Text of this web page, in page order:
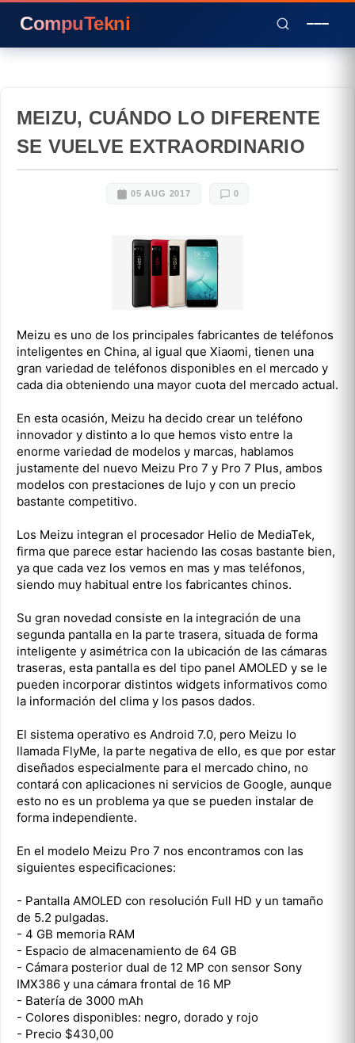
CompuTekni
MEIZU, CUÁNDO LO DIFERENTE
SE VUELVE EXTRAORDINARIO
05 AUG 2017 0
Meizu es uno de los principales fabricantes de teléfonos
inteligentes en China, al igual que Xiaomi, tienen una
gran variedad de teléfonos disponibles en el mercado y
cada dia obteniendo una mayor cuota del mercado actual.
En esta ocasión, Meizu ha decido crear un teléfono
innovador y distinto a lo que hemos visto entre la
enorme variedad de modelos y marcas, hablamos
justamente del nuevo Meizu Pro 7 y Pro 7 Plus, ambos
modelos con prestaciones de lujo y con un precio
bastante competitivo.
Los Meizu integran el procesador Helio de MediaTek,
firma que parece estar haciendo las cosas bastante bien,
ya que cada vez los vemos en mas y mas teléfonos,
siendo muy habitual entre los fabricantes chinos.
Su gran novedad consiste en la integración de una
segunda pantalla en la parte trasera, situada de forma
inteligente y asimétrica con la ubicación de las cámaras
traseras, esta pantalla es del tipo panel AMOLED y se le
pueden incorporar distintos widgets informativos como
la información del clima y los pasos dados.
El sistema operativo es Android 7.0, pero Meizu lo
llamada FlyMe, la parte negativa de ello, es que por estar
diseñados especialmente para el mercado chino, no
contará con aplicaciones ni servicios de Google, aunque
esto no es un problema ya que se pueden instalar de
forma independiente.
En el modelo Meizu Pro 7 nos encontramos con las
siguientes especificaciones:
- Pantalla AMOLED con resolución Full HD y un tamaño
de 5.2 pulgadas.
- 4 GB memoria RAM
- Espacio de almacenamiento de 64 GB
- Cámara posterior dual de 12 MP con sensor Sony
IMX386 y una cámara frontal de 16 MP
- Batería de 3000 mAh
- Colores disponibles: negro, dorado y rojo
- Precio $430,00